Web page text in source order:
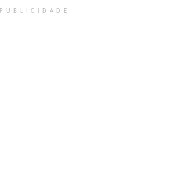
PUBLICIDADE